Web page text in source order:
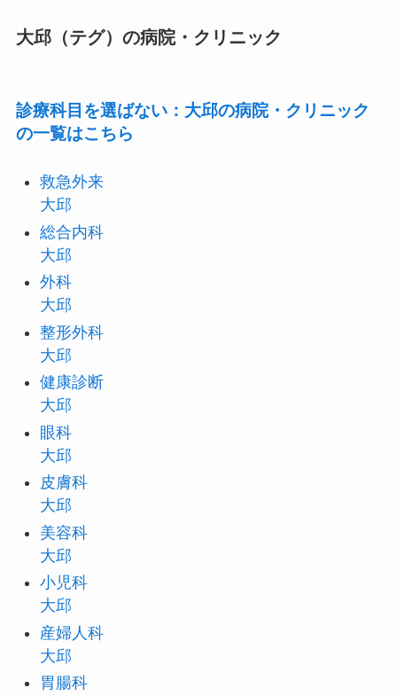
大邱（テグ）の病院・クリニック
診療科目を選ばない：大邱の病院・クリニック
の一覧はこちら
救急外来
大邱
総合内科
大邱
外科
大邱
整形外科
大邱
健康診断
大邱
眼科
大邱
皮膚科
大邱
美容科
大邱
小児科
大邱
産婦人科
大邱
胃腸科